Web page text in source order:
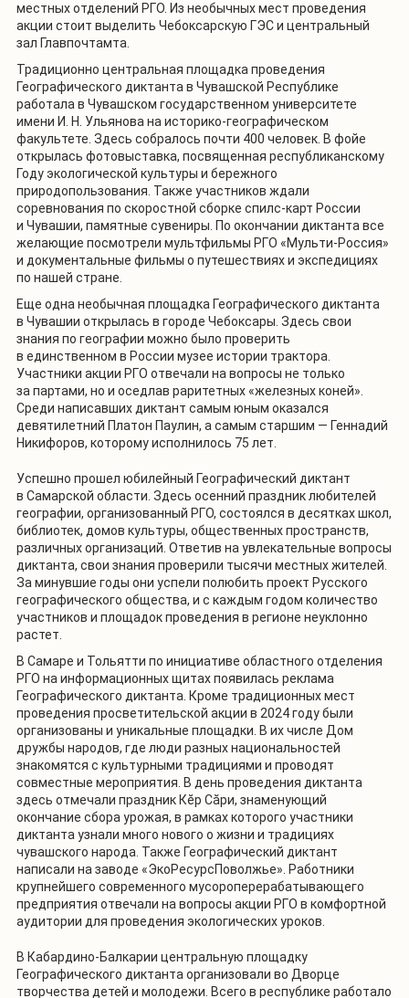
местных отделений РГО. Из необычных мест проведения
акции стоит выделить Чебоксарскую ГЭС и центральный
зал Главпочтамта.
Традиционно центральная площадка проведения
Географического диктанта в Чувашской Республике
работала в Чувашском государственном университете
имени И. Н. Ульянова на историко-географическом
факультете. Здесь собралось почти 400 человек. В фойе
открылась фотовыставка, посвященная республиканскому
Году экологической культуры и бережного
природопользования. Также участников ждали
соревнования по скоростной сборке спилс-карт России
и Чувашии, памятные сувениры. По окончании диктанта все
желающие посмотрели мультфильмы РГО «Мульти-Россия»
и документальные фильмы о путешествиях и экспедициях
по нашей стране.
Еще одна необычная площадка Географического диктанта
в Чувашии открылась в городе Чебоксары. Здесь свои
знания по географии можно было проверить
в единственном в России музее истории трактора.
Участники акции РГО отвечали на вопросы не только
за партами, но и оседлав раритетных «железных коней».
Среди написавших диктант самым юным оказался
девятилетний Платон Паулин, а самым старшим — Геннадий
Никифоров, которому исполнилось 75 лет.
Успешно прошел юбилейный Географический диктант
в Самарской области. Здесь осенний праздник любителей
географии, организованный РГО, состоялся в десятках школ,
библиотек, домов культуры, общественных пространств,
различных организаций. Ответив на увлекательные вопросы
диктанта, свои знания проверили тысячи местных жителей.
За минувшие годы они успели полюбить проект Русского
географического общества, и с каждым годом количество
участников и площадок проведения в регионе неуклонно
растет.
В Самаре и Тольятти по инициативе областного отделения
РГО на информационных щитах появилась реклама
Географического диктанта. Кроме традиционных мест
проведения просветительской акции в 2024 году были
организованы и уникальные площадки. В их числе Дом
дружбы народов, где люди разных национальностей
знакомятся с культурными традициями и проводят
совместные мероприятия. В день проведения диктанта
здесь отмечали праздник Кĕр Сăри, знаменующий
окончание сбора урожая, в рамках которого участники
диктанта узнали много нового о жизни и традициях
чувашского народа. Также Географический диктант
написали на заводе «ЭкоРесурсПоволжье». Работники
крупнейшего современного мусороперерабатывающего
предприятия отвечали на вопросы акции РГО в комфортной
аудитории для проведения экологических уроков.
В Кабардино-Балкарии центральную площадку
Географического диктанта организовали во Дворце
творчества детей и молодежи. Всего в республике работало